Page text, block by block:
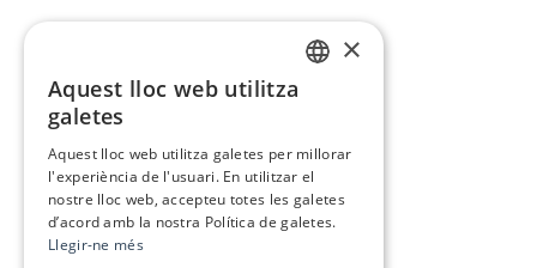
×
Aquest lloc web utilitza
galetes
Aquest lloc web utilitza galetes per millorar
l'experiència de l'usuari. En utilitzar el
nostre lloc web, accepteu totes les galetes
d’acord amb la nostra Política de galetes.
Llegir-ne més